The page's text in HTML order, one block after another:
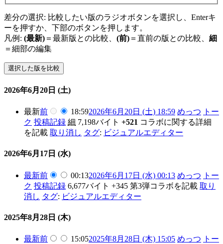
差分の選択: 比較したい版のラジオボタンを選択し、Enterキ
ーを押すか、下部のボタンを押します。
凡例: (最新) ＝最新版との比較、 (前) ＝直前の版との比較、 細
＝細部の編集
2026年6月20日 (土)
最新前 18:592026年6月20日 (土) 18:59 めっつ
トー
ク 投稿記録 細 7,198バイト +521 コラボに関する詳細
を記載 取り消し タグ: ビジュアルエディター
2026年6月17日 (水)
最新前 00:132026年6月17日 (水) 00:13 めっつ
トー
ク 投稿記録 6,677バイト +345 第3弾コラボを記載 取り
消し タグ: ビジュアルエディター
2025年8月28日 (木)
最新前 15:052025年8月28日 (木) 15:05 めっつ
トー